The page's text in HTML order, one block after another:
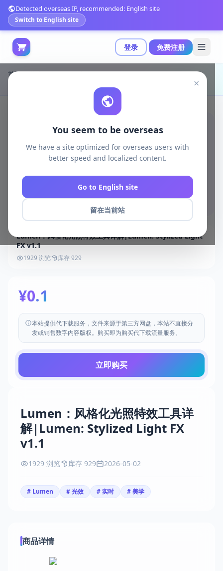
登录 免费注册
Detected overseas IP, recommended: English site
Switch to English site
×
You seem to be overseas
We have a site optimized for overseas users with
better speed and localized content.
Go to English site
留在当前站
首页 游戏开发 unity资源
Unity Shaders
Lumen：风格化光照特效工具详
解|Lumen: Stylized Light FX
v1.1
1929 浏览 库存 929 2026-05-02
# Lumen # 光效 # 实时 # 美学
商品详情
Lumen：风格化光照特效工具详解|Lumen: Stylized Light
FX v1.1
1929 浏览 库存 929
¥0.1
本站提供代下载服务，文件来源于第三方网盘，本站不直接分
发或销售数字内容版权。购买即为购买代下载流量服务。
立即购买